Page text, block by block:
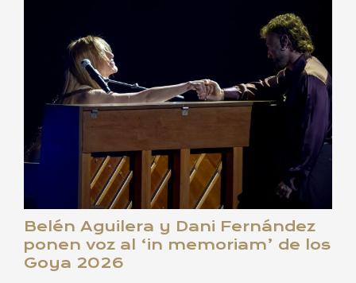
Belén Aguilera y Dani Fernández
ponen voz al ‘in memoriam’ de los
Goya 2026